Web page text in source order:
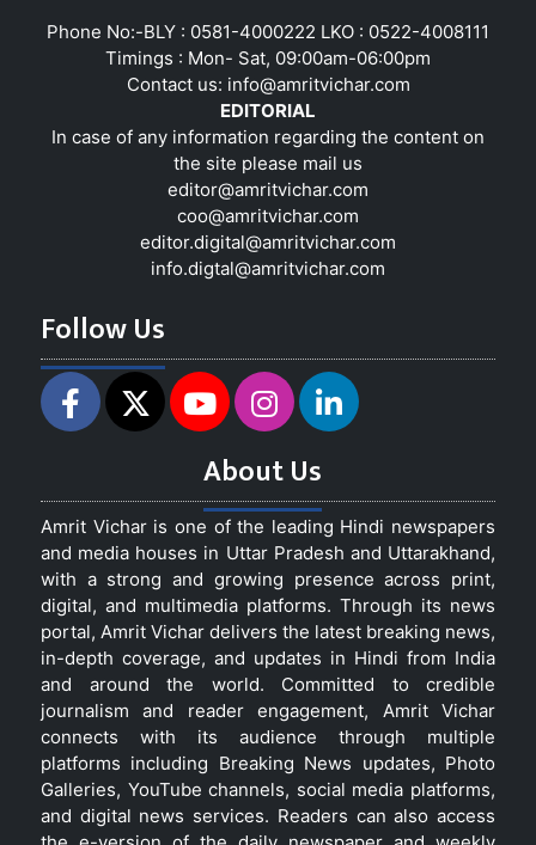
Phone No:-BLY : 0581-4000222 LKO : 0522-4008111
Timings : Mon- Sat, 09:00am-06:00pm
Contact us: info@amritvichar.com
EDITORIAL
In case of any information regarding the content on
the site please mail us
editor@amritvichar.com
coo@amritvichar.com
editor.digital@amritvichar.com
info.digtal@amritvichar.com
Follow Us
About Us
Amrit Vichar is one of the leading Hindi newspapers
and media houses in Uttar Pradesh and Uttarakhand,
with a strong and growing presence across print,
digital, and multimedia platforms. Through its news
portal, Amrit Vichar delivers the latest breaking news,
in-depth coverage, and updates in Hindi from India
and around the world. Committed to credible
journalism and reader engagement, Amrit Vichar
connects with its audience through multiple
platforms including Breaking News updates, Photo
Galleries, YouTube channels, social media platforms,
and digital news services. Readers can also access